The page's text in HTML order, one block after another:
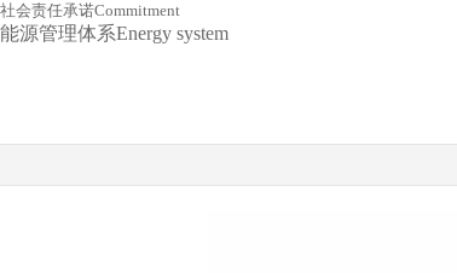
社会责任承诺Commitment
能源管理体系Energy system